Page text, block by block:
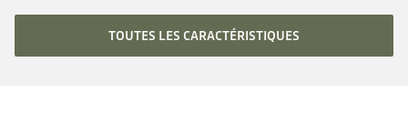
TOUTES LES CARACTÉRISTIQUES